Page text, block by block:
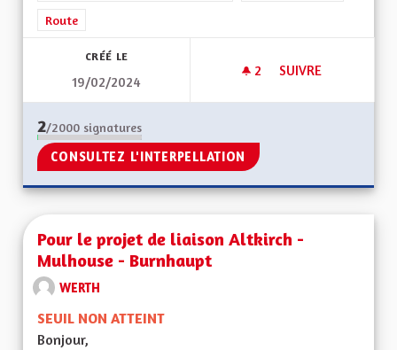
Route
CRÉÉ LE
19/02/2024
2 2 ABONNÉS
SUIVRE
2/2000 signatures
CONSULTEZ L'INTERPELLATION
Pour le projet de liaison Altkirch -
Mulhouse - Burnhaupt
WERTH
SEUIL NON ATTEINT
Bonjour,